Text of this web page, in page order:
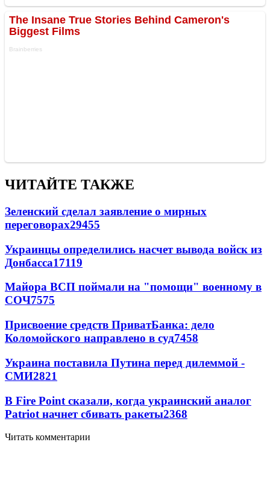
ЧИТАЙТЕ ТАКЖЕ
Зеленский сделал заявление о мирных
переговорах29455
Украинцы определились насчет вывода войск из
Донбасса17119
Майора ВСП поймали на "помощи" военному в
СОЧ7575
Присвоение средств ПриватБанка: дело
Коломойского направлено в суд7458
Украина поставила Путина перед дилеммой -
СМИ2821
В Fire Point сказали, когда украинский аналог
Patriot начнет сбивать ракеты2368
Читать комментарии